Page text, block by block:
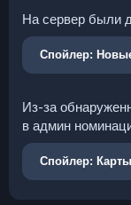
На сервер были
Спойлер:
Из-за
в админ
Спойлер: